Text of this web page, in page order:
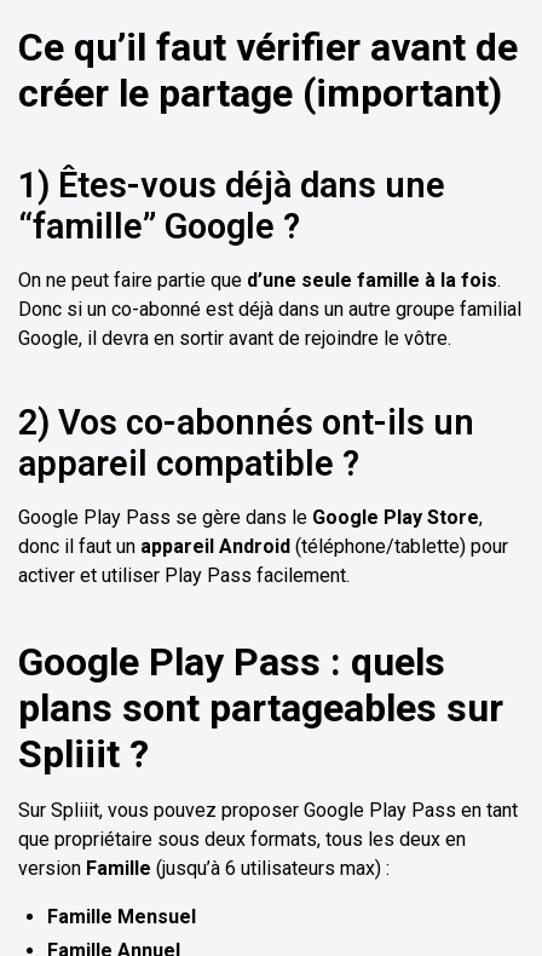
Ce qu’il faut vérifier avant de
créer le partage (important)
1) Êtes-vous déjà dans une
“famille” Google ?
On ne peut faire partie que d’une seule famille à la fois.
Donc si un co-abonné est déjà dans un autre groupe familial
Google, il devra en sortir avant de rejoindre le vôtre.
2) Vos co-abonnés ont-ils un
appareil compatible ?
Google Play Pass se gère dans le Google Play Store,
donc il faut un appareil Android (téléphone/tablette) pour
activer et utiliser Play Pass facilement.
Google Play Pass : quels
plans sont partageables sur
Spliiit ?
Sur Spliiit, vous pouvez proposer Google Play Pass en tant
que propriétaire sous deux formats, tous les deux en
version Famille (jusqu’à 6 utilisateurs max) :
Famille Mensuel
Famille Annuel